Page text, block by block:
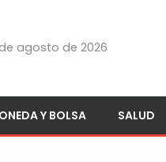
agosto de 2026
Y BOLSA SALUD